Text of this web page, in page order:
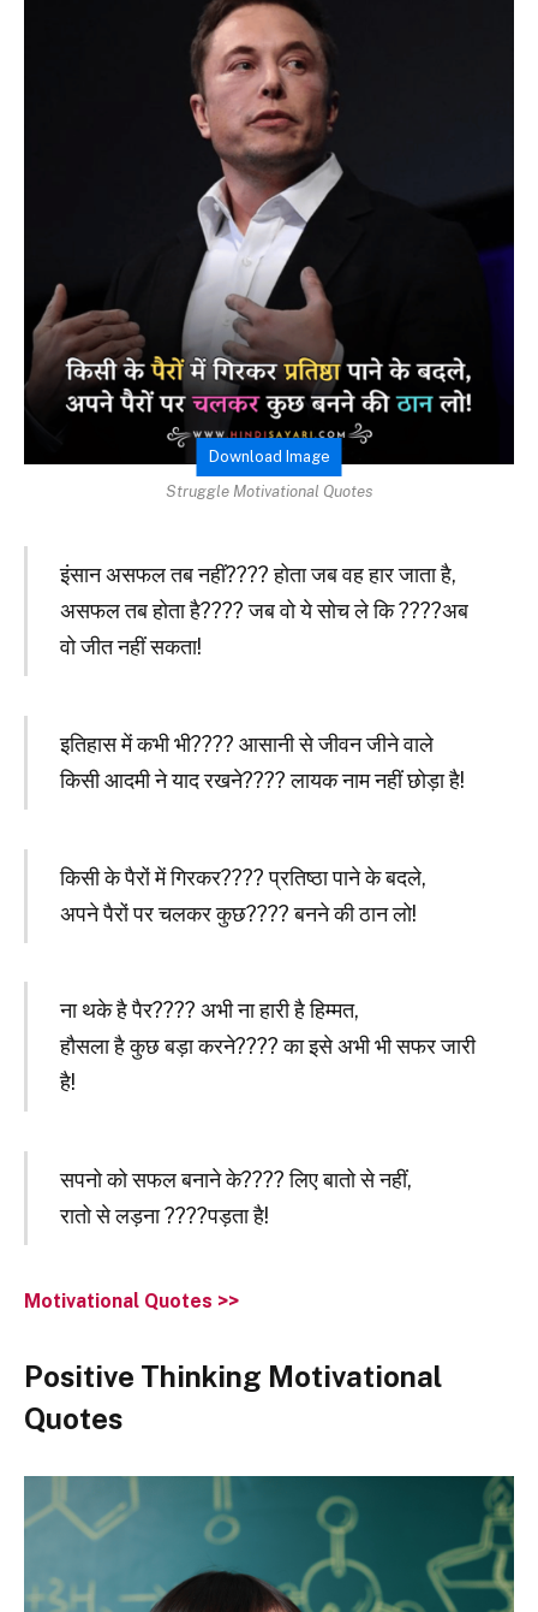
Download Image
Struggle Motivational Quotes
इंसान असफल तब नहीं???? होता जब वह हार जाता है,
असफल तब होता है???? जब वो ये सोच ले कि ????अब
वो जीत नहीं सकता!
इतिहास में कभी भी???? आसानी से जीवन जीने वाले
किसी आदमी ने याद रखने???? लायक नाम नहीं छोड़ा है!
किसी के पैरों में गिरकर???? प्रतिष्ठा पाने के बदले,
अपने पैरों पर चलकर कुछ???? बनने की ठान लो!
ना थके है पैर???? अभी ना हारी है हिम्मत,
हौसला है कुछ बड़ा करने???? का इसे अभी भी सफर जारी
है!
सपनो को सफल बनाने के???? लिए बातो से नहीं,
रातो से लड़ना ????पड़ता है!
Motivational Quotes >>
Positive Thinking Motivational
Quotes